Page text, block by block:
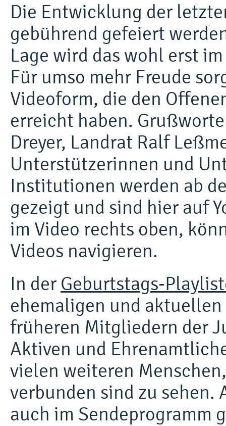
Die Entwicklung der
gebührend gefeiert
Lage wird das wohl erst
Für umso mehr Freude
Videoform, die den
erreicht haben.
Dreyer, Landrat Ralf
Unterstützerinnen und
Institutionen werden ab
gezeigt und sind hier auf
im Video rechts oben,
Videos navigieren.
In der Geburtstags-
ehemaligen und
früheren Mitgliedern der
Aktiven und
vielen weiteren
verbunden sind zu
auch im Sendeprogramm